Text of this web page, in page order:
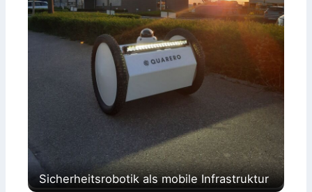
Sicherheitsrobotik als mobile Infrastruktur